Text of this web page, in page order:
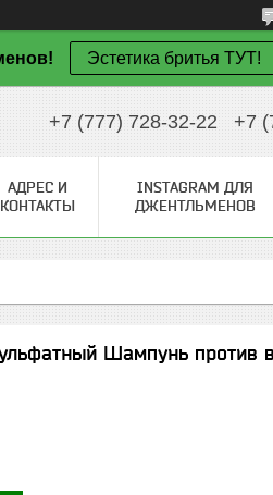
Эстетика бритья ТУТ!
+7 (777) 728-32-22 +7
АДРЕС И
КОНТАКТЫ
INSTAGRAM ДЛЯ
ДЖЕНТЛЬМЕНОВ
Шампунь против